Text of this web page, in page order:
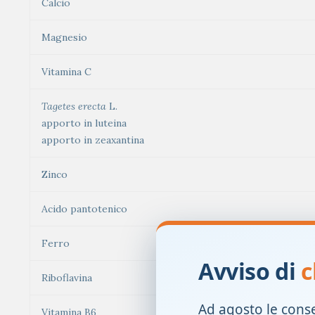
Calcio
Magnesio
Vitamina C
Tagetes erecta L.
apporto in luteina
apporto in zeaxantina
Zinco
Acido pantotenico
Ferro
Riboflavina
Vitamina B6
Avviso di
Ad agosto le